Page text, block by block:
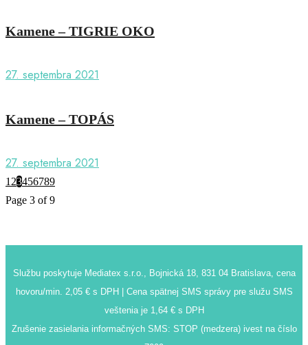
Kamene – TIGRIE OKO
27. septembra 2021
Kamene – TOPÁS
27. septembra 2021
1 23456789
Page 3 of 9
Službu poskytuje Mediatex s.r.o., Bojnická 18, 831 04 Bratislava, cena
hovoru/min. 2,05 € s DPH | Cena spätnej SMS správy pre služu SMS
veštenia je 1,64 € s DPH
Zrušenie zasielania informačných SMS: STOP (medzera) ivest na číslo